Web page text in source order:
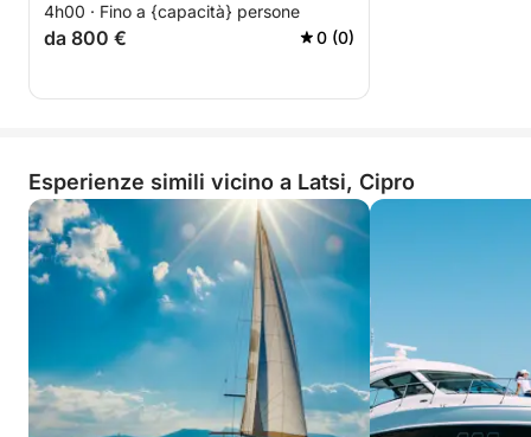
4h00 · Fino a {capacità} persone
da 800 € 0 (0)
Esperienze simili vicino a Latsi, Cipro